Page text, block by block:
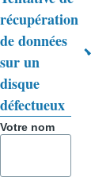
livre
pour
Trucs
&
Astuces
récupération
de données
sur un
disque
défectueux
Votre nom